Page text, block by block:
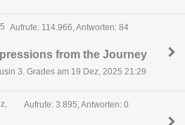
Aufrufe: 114.966, Antworten: 84
from the Journey
3. Grades am 19 Dez, 2025 21:29
Aufrufe: 3.895, Antworten: 0